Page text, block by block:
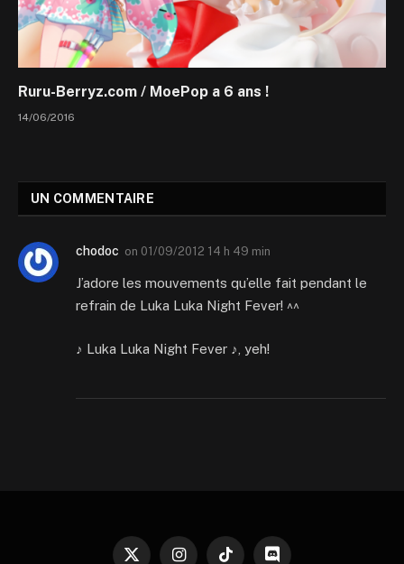
Ruru-Berryz.com / MoePop a 6 ans !
14/06/2016
UN COMMENTAIRE
chodoc on 01/09/2012 14 h 49 min
J’adore les mouvements qu’elle fait pendant le
refrain de Luka Luka Night Fever! ^^
♪ Luka Luka Night Fever ♪, yeh!